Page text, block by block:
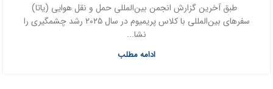
طبق آخرین گزارش انجمن بین‌المللی حمل و نقل هوایی (یاتا)
سفرهای بین‌المللی با کلاس پریمیوم در سال ۲۰۲۵ رشد چشمگیری را
نشا...
ادامه مطلب